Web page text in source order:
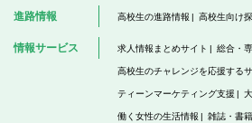
進路情報 高校生の進路情報 高校生向け
情報サービス 求人情報まとめサイト 総合・
高校生のチャレンジを応援する
ティーンマーケティング支援
働く女性の生活情報 雑誌・書